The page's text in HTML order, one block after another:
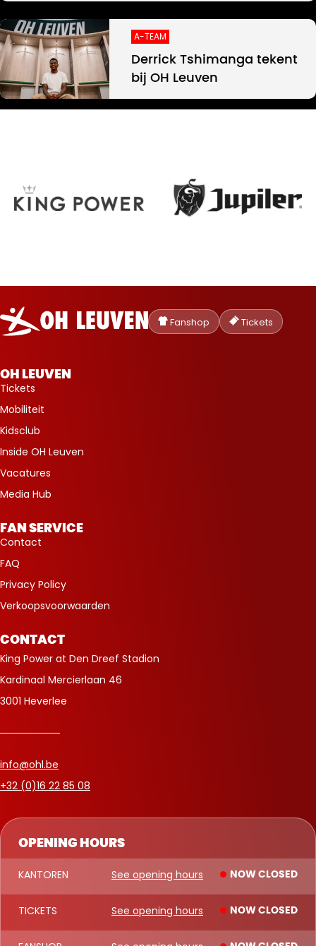
A-TEAM
Derrick Tshimanga tekent
bij OH Leuven
Oud-
Heverlee
Leuven
Fanshop Tickets
OPENING HOURS
KANTOREN See opening hours NOW CLOSED
TICKETS See opening hours NOW CLOSED
OH LEUVEN
Tickets
Mobiliteit
Kidsclub
Inside OH Leuven
Vacatures
Media Hub
FAN SERVICE
Contact
FAQ
Privacy Policy
Verkoopsvoorwaarden
CONTACT
King Power at Den Dreef Stadion
Kardinaal Mercierlaan 46
3001 Heverlee
info@ohl.be
+32 (0)16 22 85 08